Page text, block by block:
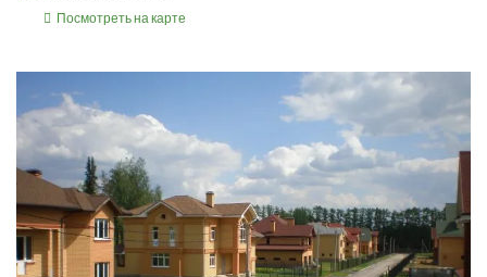
Посмотреть на карте